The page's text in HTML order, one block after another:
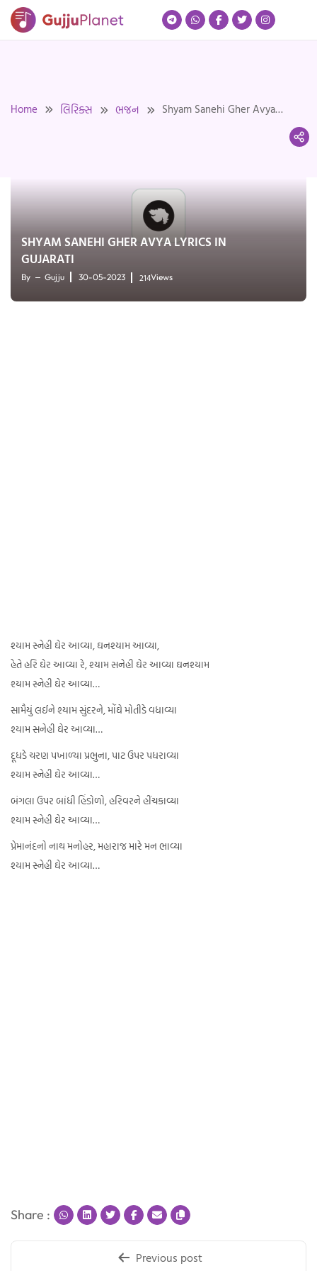
Skip
Home લિરિક્સ ભજન
Shyam Sanehi Gher Avya
SHYAM SANEHI GHER AVYA LYRICS IN
GUJARATI
By Gujju 30-05-2023 214Views
શ્યામ સ્નેહી ઘેર આવ્યા, ઘનશ્યામ આવ્યા,
હેતે હરિ ઘેર આવ્યા રે, શ્યામ સનેહી ઘેર આવ્યા ઘનશ્યામ
શ્યામ સ્નેહી ઘેર આવ્યા…
સામૈયું લઈને શ્યામ સુંદરને, મોંઘે મોતીડે વધાવ્યા
શ્યામ સનેહી ઘેર આવ્યા…
દૂધડે ચરણ પખાળ્યા પ્રભુના, પાટ ઉપર પધરાવ્યા
શ્યામ સ્નેહી ઘેર આવ્યા…
બંગલા ઉપર બાંધી હિંડોળો, હરિવરને હીંચકાવ્યા
શ્યામ સ્નેહી ઘેર આવ્યા…
પ્રેમાનંદનો નાથ મનોહર, મહારાજ મારે મન ભાવ્યા
શ્યામ સ્નેહી ઘેર આવ્યા…
Share :
Previous post